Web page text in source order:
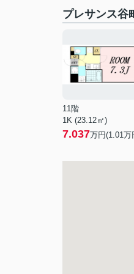
プレサンス
11階
1K (23.12㎡)
7.037万円(1.01万